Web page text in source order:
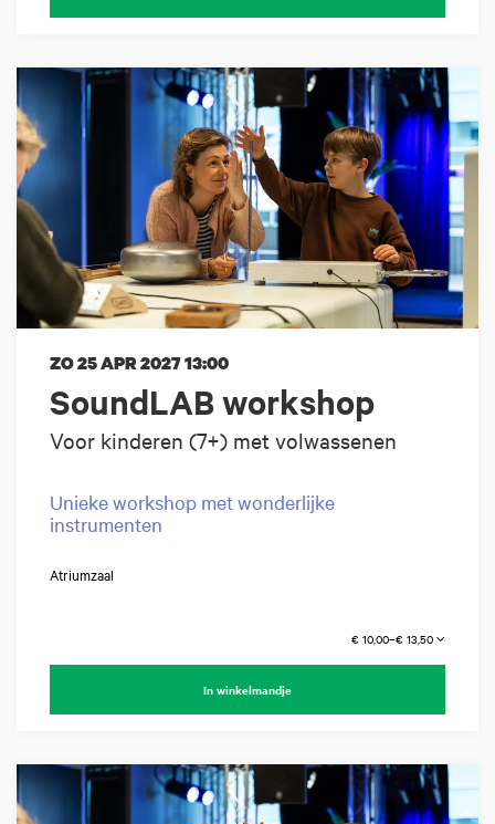
SoundLAB workshop
Voor kinderen (7+) met volwassenen
ZO 25 APR 202713:00
Unieke workshop met wonderlijke
instrumenten
Atriumzaal
€ 10,00–€ 13,50
In winkelmandje